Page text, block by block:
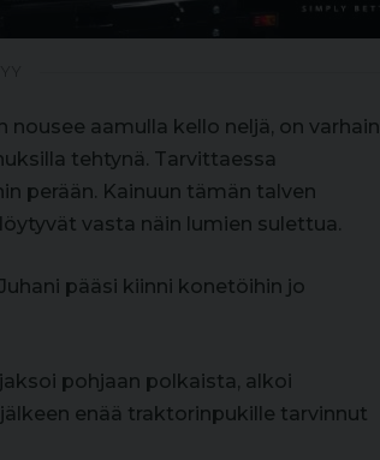
nousee aamulla kello neljä, on varhain
tehtynä. Tarvittaessa
perään. Kainuun tämän talven
vasta näin lumien sulettua.
pääsi kiinni konetöihin jo
pohjaan polkaista, alkoi
enää traktorinpukille tarvinnut